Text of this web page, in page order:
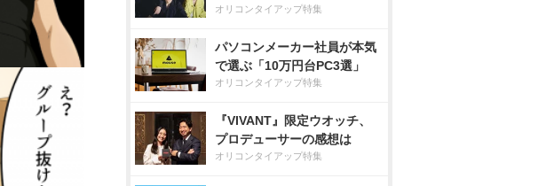
オリコンタイアップ特集
パソコンメーカー社員が本気
で選ぶ「10万円台PC3選」
オリコンタイアップ特集
『VIVANT』限定ウオッチ、
プロデューサーの感想は
オリコンタイアップ特集